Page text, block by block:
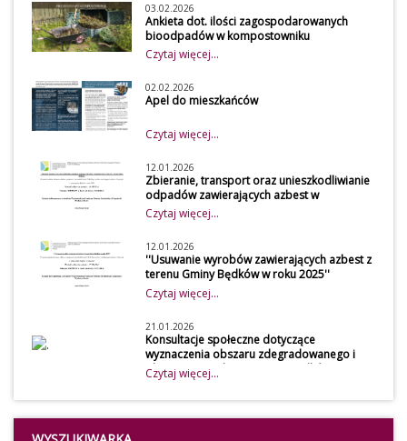
03.02.2026
Ankieta dot. ilości zagospodarowanych
bioodpadów w kompostowniku
przydomowym w 2026 roku
Szanowni mieszkańcy
Z uwagi na obowiązek
osiągnięcia wymaganego
gminę, udostępniamy do
wypełnienia przez mieszkańców
naszej gminy ankietę, która
dotyczy zagospodarowania
bioodpadów w kompostowniku
przydomowym. Dane zawarte w
ankiecie będą wykorzystywane
przez Urząd Gminy Będków przy
obliczeniu osiągniętego poziomu
przygotowania do ponownego
użycia i recyklingu odpadów
komunalnych.
WYPEŁNIENIE ANKIETY JEST
ZALECANE DLA OSÓB, KTÓRE
KORZYSTAJĄ ZE ZWOLNIENIAZ
Czytaj więcej...
02.02.2026
Apel do mieszkańców
Czytaj więcej...
12.01.2026
Zbieranie, transport oraz unieszkodliwianie
odpadów zawierających azbest w
gospodarstwach rolnych z terenu Gminy
Będków
Czytaj więcej...
12.01.2026
''Usuwanie wyrobów zawierających azbest z
terenu Gminy Będków w roku 2025''
Czytaj więcej...
21.01.2026
Konsultacje społeczne dotyczące
wyznaczenia obszaru zdegradowanego i
obszaru rewitalizacji Gminy Będków
Konsultacje społeczne
dotyczące wyznaczenia
obszaru zdegradowanego i
Czytaj więcej...